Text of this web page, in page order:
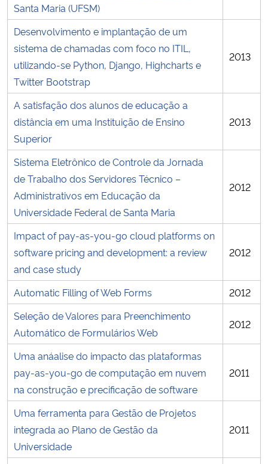
Gabinete de Segurança Institucional
Advocacia-Geral da União
Banco Central do Brasil
Santa Maria (UFSM)
Desenvolvimento e implantação de um
sistema de chamadas com foco no ITIL,
utilizando-se Python, Django, Highcharts e
Twitter Bootstrap
2013
A satisfação dos alunos de educação a
distância em uma Instituição de Ensino
Superior
2013
Sistema Eletrônico de Controle da Jornada
de Trabalho dos Servidores Técnico –
Administrativos em Educação da
Universidade Federal de Santa Maria
2012
Impact of pay-as-you-go cloud platforms on
software pricing and development: a review
and case study
2012
Automatic Filling of Web Forms
2012
Seleção de Valores para Preenchimento
Automático de Formulários Web
2012
Uma anáalise do impacto das plataformas
pay-as-you-go de computação em nuvem
na construção e precificação de software
2011
Uma ferramenta para Gestão de Projetos
integrada ao Plano de Gestão da
Universidade
2011